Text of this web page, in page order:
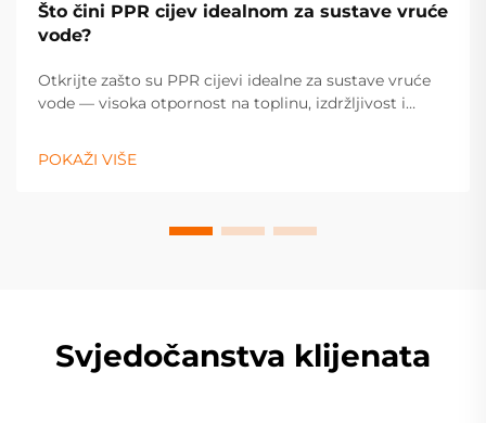
Što čini PPR cijev idealnom za sustave vruće
vode?
Otkrijte zašto su PPR cijevi idealne za sustave vruće
vode — visoka otpornost na toplinu, izdržljivost i
rad. Saznajte više.
POKAŽI VIŠE
Svjedočanstva klijenata